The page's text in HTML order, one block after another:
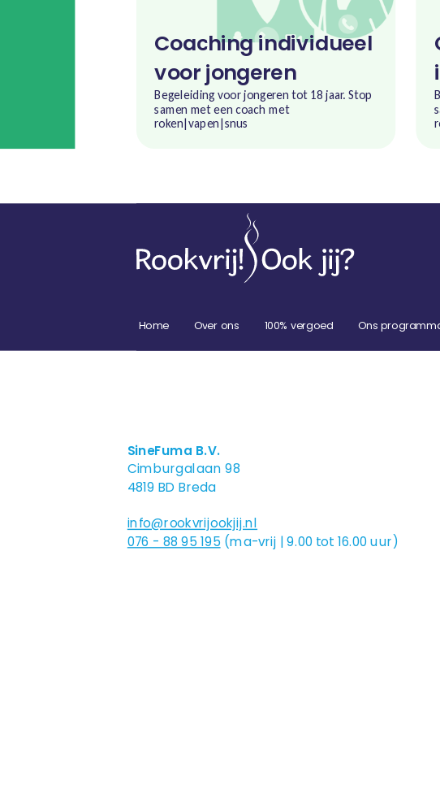
Coaching individueel
voor jongeren
Begeleiding voor jongeren tot 18 jaar. Stop
samen met een coach met
roken|vapen|snus
Home Over ons 100% vergoed Ons
SineFuma B.V.
Cimburgalaan 98
4819 BD Breda
info@rookvrijookjij.nl
076 - 88 95 195 (ma-vrij | 9.00 tot 16.00 uur)